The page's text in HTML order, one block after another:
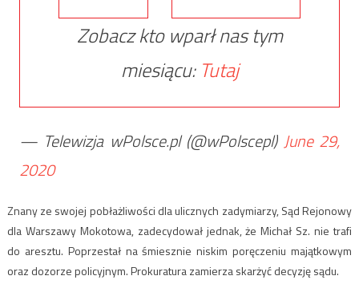
Zobacz kto wparł nas tym
miesiącu: Tutaj
— Telewizja wPolsce.pl (@wPolscepl) June 29,
2020
Znany ze swojej pobłażliwości dla ulicznych zadymiarzy, Sąd Rejonowy
dla Warszawy Mokotowa, zadecydował jednak, że Michał Sz. nie trafi
do aresztu. Poprzestał na śmiesznie niskim poręczeniu majątkowym
oraz dozorze policyjnym. Prokuratura zamierza skarżyć decyzję sądu.